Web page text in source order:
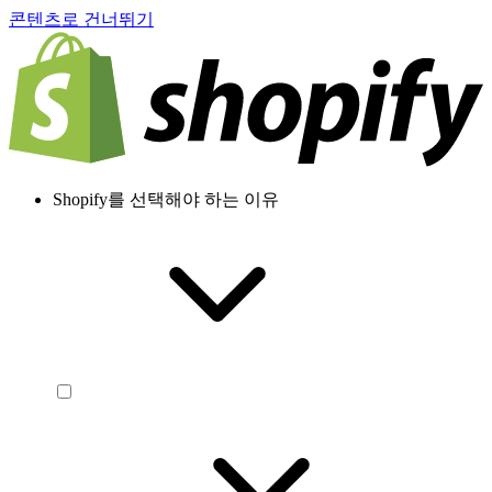
콘텐츠로 건너뛰기
Shopify를 선택해야 하는 이유